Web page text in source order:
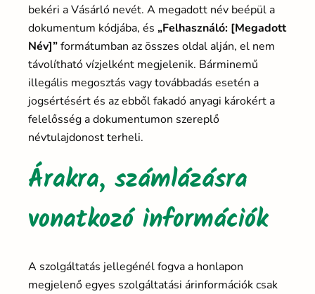
bekéri a Vásárló nevét. A megadott név beépül a
dokumentum kódjába, és „Felhasználó: [Megadott
Név]”formátumban az összes oldal alján, el nem
távolítható vízjelként megjelenik. Bárminemű
illegális megosztás vagy továbbadás esetén a
jogsértésért és az ebből fakadó anyagi károkért a
felelősség a dokumentumon szereplő
névtulajdonost terheli.
Árakra, számlázásra
vonatkozó információk
A szolgáltatás jellegénél fogva a honlapon
megjelenő egyes szolgáltatási árinformációk csak